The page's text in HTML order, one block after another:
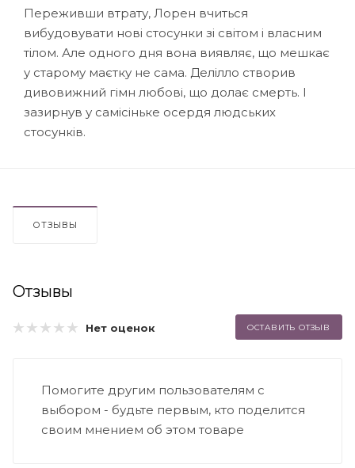
Переживши втрату, Лорен вчиться
вибудовувати нові стосунки зі світом і власним
тілом. Але одного дня вона виявляє, що мешкає
у старому маєтку не сама. Делілло створив
дивовижний гімн любові, що долає смерть. І
зазирнув у самісіньке осердя людських
стосунків.
ОТЗЫВЫ
Отзывы
Нет оценок ОСТАВИТЬ ОТЗЫВ
Помогите другим пользователям с
выбором - будьте первым, кто поделится
своим мнением об этом товаре